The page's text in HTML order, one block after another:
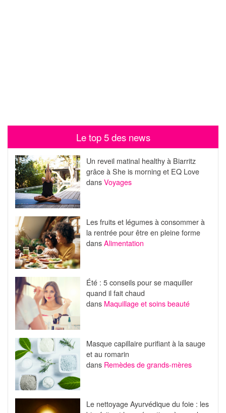
Le top 5 des news
Un reveil matinal healthy à Biarritz
grâce à She is morning et EQ Love
dansVoyages
Les fruits et légumes à consommer à
la rentrée pour être en pleine forme
dansAlimentation
Été : 5 conseils pour se maquiller
quand il fait chaud
dans Maquillage et soins beauté
Masque capillaire purifiant à la sauge
et au romarin
dans Remèdes de grands-mères
Le nettoyage Ayurvédique du foie : les